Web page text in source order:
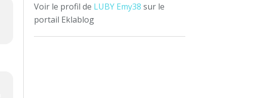
Voir le profil de LUBY Emy38 sur le
portail Eklablog